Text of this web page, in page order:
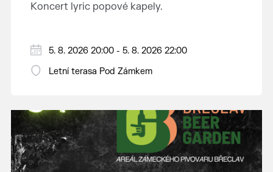
Koncert lyric popové kapely.
5. 8. 2026 20:00 - 5. 8. 2026 22:00
Letní terasa Pod Zámkem